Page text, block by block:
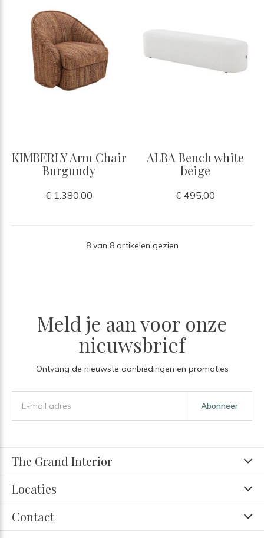
KIMBERLY Arm Chair
Burgundy
€ 1.380,00
ALBA Bench white
beige
€ 495,00
8 van 8 artikelen gezien
Meld je aan voor onze
nieuwsbrief
Ontvang de nieuwste aanbiedingen en promoties
Abonneer
The Grand Interior
Locaties
Contact